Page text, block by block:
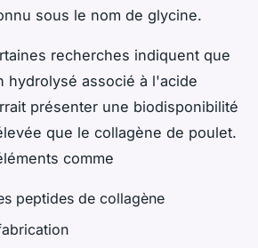
sous le nom de glycine.
recherches indiquent que
hydrolysé associé à l'acide
présenter une biodisponibilité
que le collagène de poulet.
comme
peptides de collagène